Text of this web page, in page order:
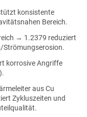
konsistente
Bereich.
→ 1.2379 reduziert
Strömungserosion.
korrosive Angriffe
aus Cu
Zykluszeiten und